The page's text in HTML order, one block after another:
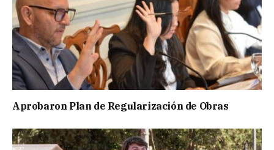
Aprobaron Plan de Regularización de Obras